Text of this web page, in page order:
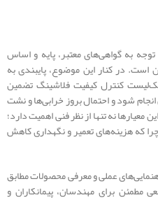
به گواهی‌های معتبر، پایه و اساس
است. در کنار این موضوع، پایبندی به
کنترل کیفیت فلاشینگ تضمین
شود و احتمال بروز خرابی‌ها و نشت
نه تنها از نظر فنی اهمیت دارد؛
که هزینه‌های تعمیر و نگهداری کاهش
عملی و معرفی محصولات مطابق
مطمئن برای مهندسان، پیمانکاران و